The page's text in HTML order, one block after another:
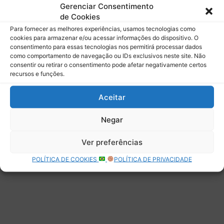
Gerenciar Consentimento
de Cookies
Para fornecer as melhores experiências, usamos tecnologias como
cookies para armazenar e/ou acessar informações do dispositivo. O
consentimento para essas tecnologias nos permitirá processar dados
como comportamento de navegação ou IDs exclusivos neste site. Não
consentir ou retirar o consentimento pode afetar negativamente certos
recursos e funções.
Aceitar
Negar
Ver preferências
POLÍTICA DE COOKIES POLÍTICA DE PRIVACIDADE
Assinar
Deixe uma resposta